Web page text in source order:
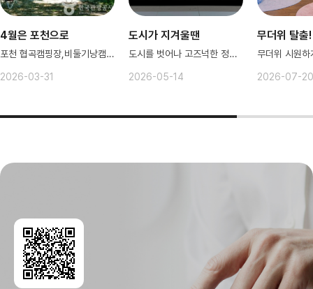
4월은 포천으로
포천 협곡캠핑장,비둘기낭캠핑장 힐링~
2026-03-31
도시가 지겨울땐
도시를 벗어나 고즈넉한 정취를 즐겨봐
2026-05-14
무더위 탈출!
2026-07-20